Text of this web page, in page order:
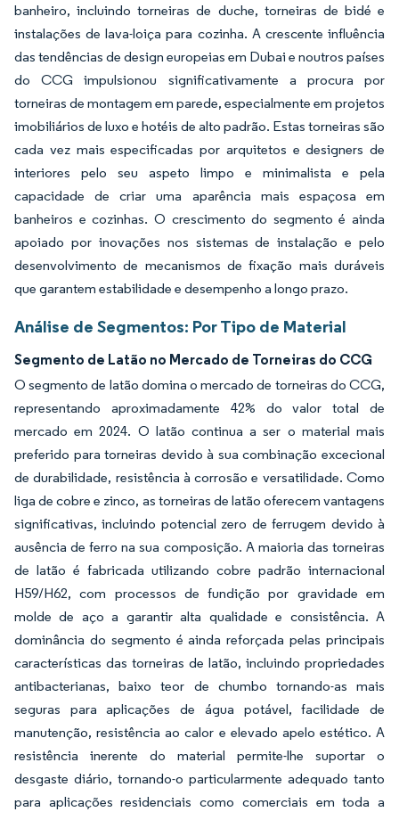
banheiro, incluindo torneiras de duche, torneiras de bidé e
instalações de lava-loiça para cozinha. A crescente influência
das tendências de design europeias em Dubai e noutros países
do CCG impulsionou significativamente a procura por
torneiras de montagem em parede, especialmente em projetos
imobiliários de luxo e hotéis de alto padrão. Estas torneiras são
cada vez mais especificadas por arquitetos e designers de
interiores pelo seu aspeto limpo e minimalista e pela
capacidade de criar uma aparência mais espaçosa em
banheiros e cozinhas. O crescimento do segmento é ainda
apoiado por inovações nos sistemas de instalação e pelo
desenvolvimento de mecanismos de fixação mais duráveis
que garantem estabilidade e desempenho a longo prazo.
Análise de Segmentos: Por Tipo de Material
Segmento de Latão no Mercado de Torneiras do CCG
O segmento de latão domina o mercado de torneiras do CCG,
representando aproximadamente 42% do valor total de
mercado em 2024. O latão continua a ser o material mais
preferido para torneiras devido à sua combinação excecional
de durabilidade, resistência à corrosão e versatilidade. Como
liga de cobre e zinco, as torneiras de latão oferecem vantagens
significativas, incluindo potencial zero de ferrugem devido à
ausência de ferro na sua composição. A maioria das torneiras
de latão é fabricada utilizando cobre padrão internacional
H59/H62, com processos de fundição por gravidade em
molde de aço a garantir alta qualidade e consistência. A
dominância do segmento é ainda reforçada pelas principais
características das torneiras de latão, incluindo propriedades
antibacterianas, baixo teor de chumbo tornando-as mais
seguras para aplicações de água potável, facilidade de
manutenção, resistência ao calor e elevado apelo estético. A
resistência inerente do material permite-lhe suportar o
desgaste diário, tornando-o particularmente adequado tanto
para aplicações residenciais como comerciais em toda a